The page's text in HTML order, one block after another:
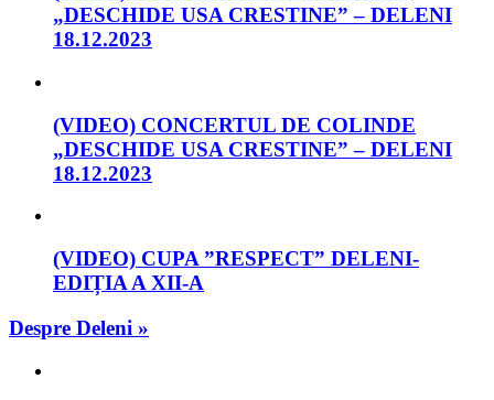
„DESCHIDE USA CRESTINE” – DELENI
18.12.2023
(VIDEO) CONCERTUL DE COLINDE
„DESCHIDE USA CRESTINE” – DELENI
18.12.2023
(VIDEO) CUPA ”RESPECT” DELENI-
EDIȚIA A XII-A
Despre Deleni »